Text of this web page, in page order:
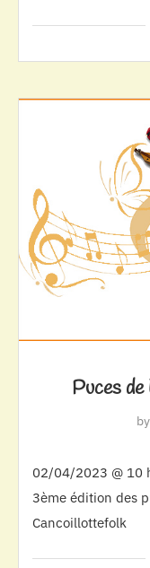
Puces de
by
02/04/2023 @ 10
3ème édition des
Cancoillottefolk